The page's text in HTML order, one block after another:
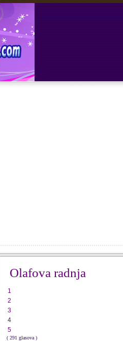
Olafova radnja
1
2
3
4
5
( 291 glasova )